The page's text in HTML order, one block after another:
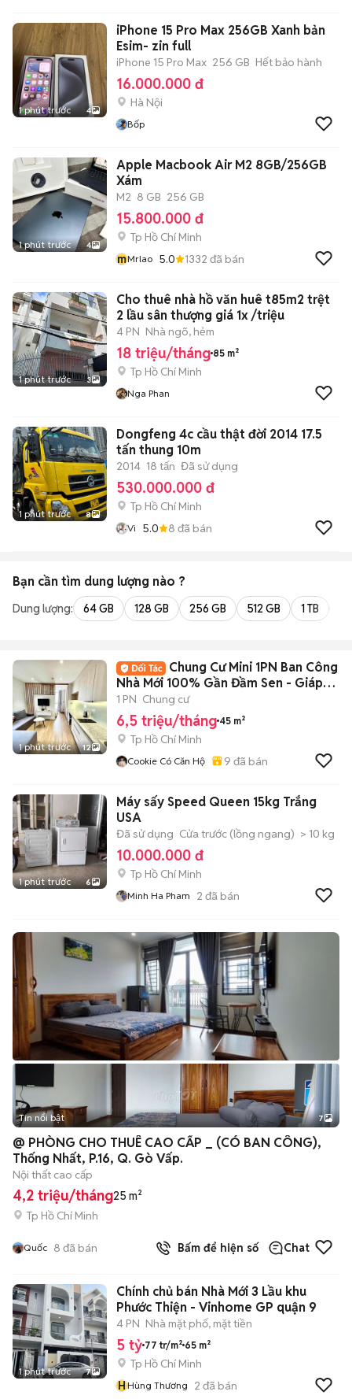
1 phút trước 4
iPhone 15 Pro Max 256GB Xanh bản
Esim- zin full
iPhone 15 Pro Max 256 GB Hết bảo hành
16.000.000 đ
Hà Nội
Bốp
1 phút trước 4
Apple Macbook Air M2 8GB/256GB
Xám
M2 8 GB 256 GB
15.800.000 đ
Tp Hồ Chí Minh
mMrlao 5.0 1332 đã bán
1 phút trước 3
Cho thuê nhà hồ văn huê t85m2 trệt
2 lầu sân thượng giá 1x /triệu
4 PN Nhà ngõ, hẻm
18 triệu/tháng 85 m²
Tp Hồ Chí Minh
Nga Phan
1 phút trước 8
Dongfeng 4c cầu thật đời 2014 17.5
tấn thung 10m
2014 18 tấn Đã sử dụng
530.000.000 đ
Tp Hồ Chí Minh
Vi 5.0 8 đã bán
Bạn cần tìm dung lượng nào ?
Dung lượng: 64 GB 128 GB 256 GB 512 GB 1 TB
1 phút trước 12
Chung Cư Mini 1PN Ban Công
Nhà Mới 100% Gần Đầm Sen - Giáp
Tân Bình
1 PN Chung cư
6,5 triệu/tháng 45 m²
Tp Hồ Chí Minh
Cookie Có Căn Hộ 9 đã bán
1 phút trước 6
Máy sấy Speed Queen 15kg Trắng
USA
Đã sử dụng Cửa trước (lồng ngang) > 10 kg
10.000.000 đ
Tp Hồ Chí Minh
Minh Ha Pham 2 đã bán
+2
Tin nổi bật 7
@ PHÒNG CHO THUÊ CAO CẤP _ (CÓ BAN CÔNG),
Thống Nhất, P.16, Q. Gò Vấp.
Nội thất cao cấp
4,2 triệu/tháng25 m²
Tp Hồ Chí Minh
Quốc 8 đã bán Bấm để hiện số Chat
1 phút trước 7
Chính chủ bán Nhà Mới 3 Lầu khu
Phước Thiện - Vinhome GP quận 9
4 PN Nhà mặt phố, mặt tiền
5 tỷ 77 tr/m² 65 m²
Tp Hồ Chí Minh
HHùng Thương 2 đã bán